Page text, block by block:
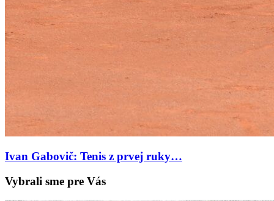
Ivan Gabovič: Tenis z prvej ruky…
Vybrali sme pre Vás